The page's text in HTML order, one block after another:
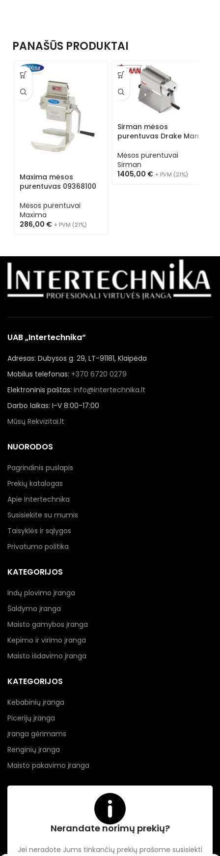
PANAŠŪS PRODUKTAI
Maxima mėsos
purentuvas 09368100
Mėsos purentuvai
Maxima
286,00 € + PVM (21%)
Sirman mėsos
purentuvas Drake Man
Mėsos purentuvai
Sirman
1405,00 € + PVM (21%)
UAB „Intertechnika“
Adresas: Dubysos g. 29, LT-91181, Klaipėda
Mobilus telefonas: +370 6720 0279
Elektroninis paštas: info@intertechnika.lt
Darbo laikas: I-V 8:00-17:00
Mūsų Rekvizitai.lt
NUORODOS
Pagrindinis puslapis
Prekių katalogas
Apie Intertechnika
Susisiekite su mumis
Taisyklės ir sąlygos
Privatumo politika
KATEGORIJOS
Indų plovimo įranga
Šaldymo įranga
Maisto gamybos įranga
Kepimo ir virimo įranga
Maisto išdavimo įranga
KATEGORIJOS
Kebabinių įranga
Picerijų įranga
Įranga gėrimams
Renginių įranga
Maisto pakavimo įranga
Nerandate norimų prekių?
Jei neradote Jums tinkančių prekių prašome susisiekti